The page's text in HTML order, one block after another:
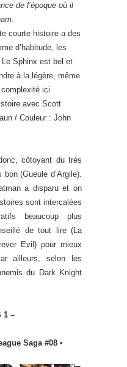
de l’époque où il
courte histoire a des
d’habitude, les
Sphinx est bel et
à la légère, même
ici.
avec Scott
/ Couleur : John
côtoyant du très
(Gueule d’Argile).
a disparu et on
sont intercalées
beaucoup plus
de tout lire (La
Evil) pour mieux
ailleurs, selon les
du Dark Knight
1 –
Saga #08•